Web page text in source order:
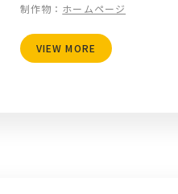
制作物： ホームページ
VIEW MORE